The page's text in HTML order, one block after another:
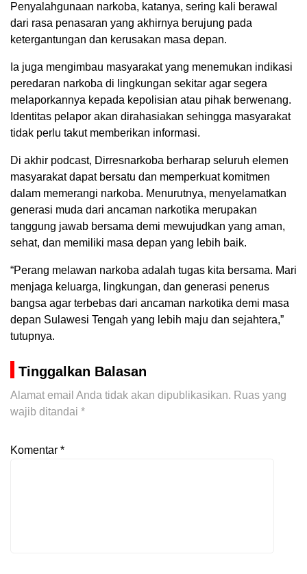
Penyalahgunaan narkoba, katanya, sering kali berawal
dari rasa penasaran yang akhirnya berujung pada
ketergantungan dan kerusakan masa depan.
Ia juga mengimbau masyarakat yang menemukan indikasi
peredaran narkoba di lingkungan sekitar agar segera
melaporkannya kepada kepolisian atau pihak berwenang.
Identitas pelapor akan dirahasiakan sehingga masyarakat
tidak perlu takut memberikan informasi.
Di akhir podcast, Dirresnarkoba berharap seluruh elemen
masyarakat dapat bersatu dan memperkuat komitmen
dalam memerangi narkoba. Menurutnya, menyelamatkan
generasi muda dari ancaman narkotika merupakan
tanggung jawab bersama demi mewujudkan yang aman,
sehat, dan memiliki masa depan yang lebih baik.
“Perang melawan narkoba adalah tugas kita bersama. Mari
menjaga keluarga, lingkungan, dan generasi penerus
bangsa agar terbebas dari ancaman narkotika demi masa
depan Sulawesi Tengah yang lebih maju dan sejahtera,”
tutupnya.
Tinggalkan Balasan
Alamat email Anda tidak akan dipublikasikan. Ruas yang
wajib ditandai *
Komentar *